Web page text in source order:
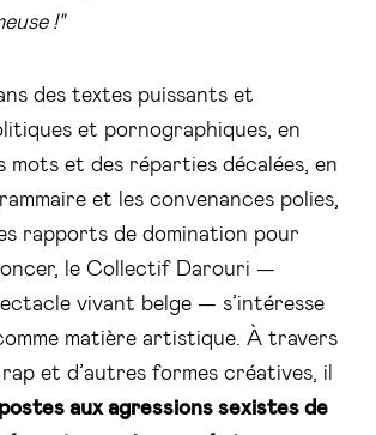
!"
des textes puissants et
et pornographiques, en
mots et des réparties décalées, en
et les convenances polies,
rapports de domination pour
le Collectif Darouri —
vivant belge — s’intéresse
matière artistique. À travers
et d’autres formes créatives, il
aux agressions sexistes de